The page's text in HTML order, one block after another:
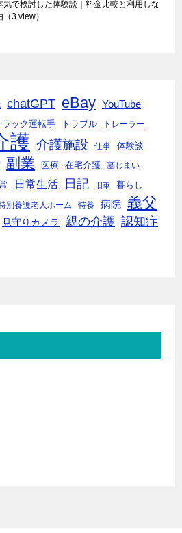
気で検討した体験談｜料金比較と利用しな
（3 view）
chatGPT eBay YouTube
ラック運転手 トラブル トレーラー
護 介護施設 仕事 体験談
副業 医療 在宅介護 墓じまい
日常生活 日記 旧車 暮らし
別養護老人ホーム 特養 病院 義父
見守りカメラ 親の介護 認知症